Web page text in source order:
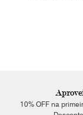
10% OFF na